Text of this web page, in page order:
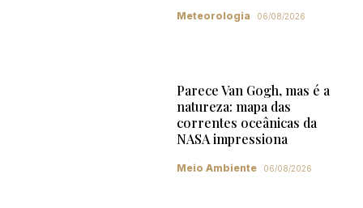
Meteorologia 06/08/2026
Parece Van Gogh, mas é a
natureza: mapa das
correntes oceânicas da
NASA impressiona
Meio Ambiente 06/08/2026